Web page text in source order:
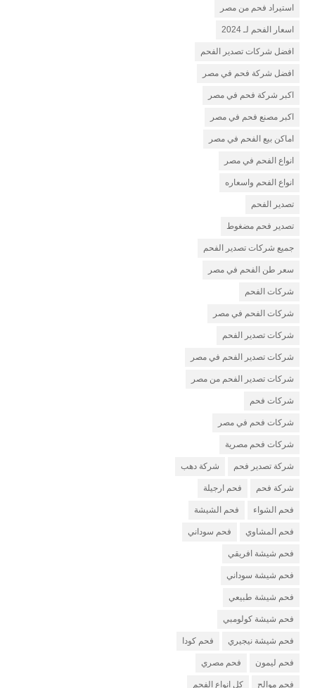
استيراد فحم من مصر
اسعار الفحم لـ 2024
افضل شركات تصدير الفحم
افضل شركة فحم في مصر
اكبر شركة فحم في مصر
اكبر مصنع فحم في مصر
اماكن بيع الفحم في مصر
انواع الفحم في مصر
انواع الفحم واسعاره
تصدير الفحم
تصدير فحم مضغوط
جميع شركات تصدير الفحم
سعر طن الفحم في مصر
شركات الفحم
شركات الفحم في مصر
شركات تصدير الفحم
شركات تصدير الفحم في مصر
شركات تصدير الفحم من مصر
شركات فحم
شركات فحم في مصر
شركات فحم مصرية
شركة تصدير فحم شركة دهب
شركة فحم فحم ارجيلة
فحم الشواء فحم الشيشة
فحم المشاوي فحم سوداني
فحم شيشة افريقي
فحم شيشة سوداني
فحم شيشة طبيعي
فحم شيشة كولومبي
فحم شيشة نيجيري فحم كودا
فحم ليمون فحم مصري
فحم موالح كل انواع الفحم